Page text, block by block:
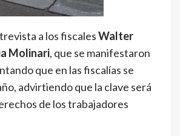
a los fiscalesWalter
Molinari, que se manifestaron
que en las fiscalías se
advirtiendo que la clave será
de los trabajadores